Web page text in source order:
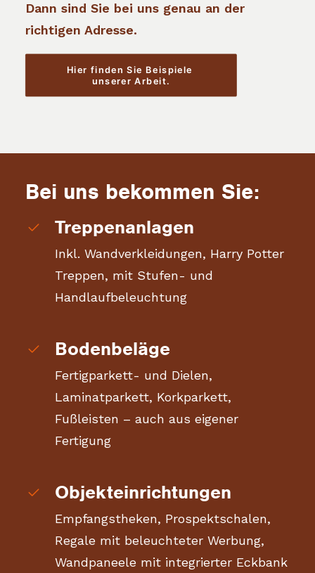
Dann sind Sie bei uns genau an der
richtigen Adresse.
Hier finden Sie Beispiele
unserer Arbeit.
Bei uns bekommen Sie:
Treppenanlagen
Inkl. Wandverkleidungen, Harry Potter
Treppen, mit Stufen- und
Handlaufbeleuchtung
Bodenbeläge
Fertigparkett- und Dielen,
Laminatparkett, Korkparkett,
Fußleisten – auch aus eigener
Fertigung
Objekteinrichtungen
Empfangstheken, Prospektschalen,
Regale mit beleuchteter Werbung,
Wandpaneele mit integrierter Eckbank